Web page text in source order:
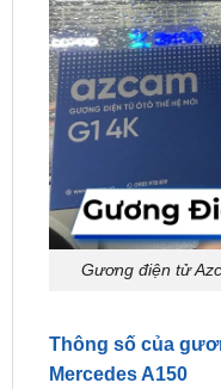
Gương điện tử
Thông số của